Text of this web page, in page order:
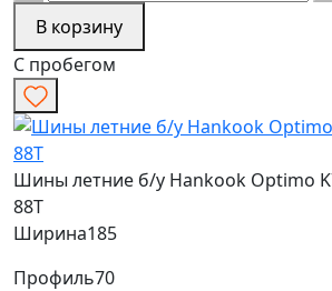
В корзину
С пробегом
Шины летние б/у Hankook Optimo
88T
Ширина185
Профиль70